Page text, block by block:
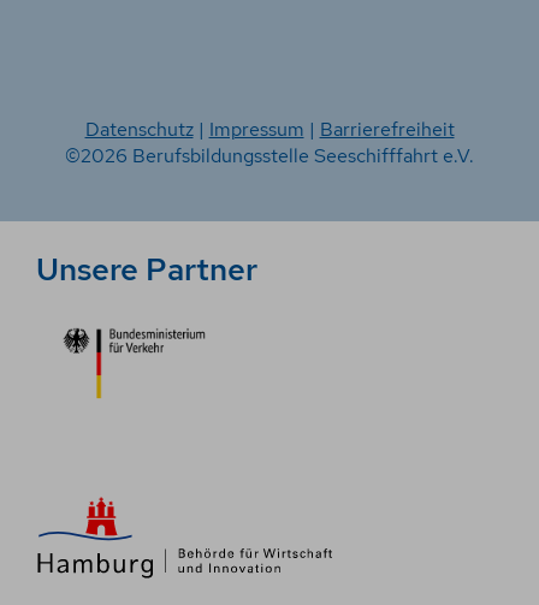
Weltweit
Reederei M. Lauterjung
Weltweit
Container, Massengut
Hamburg
Auerbach Schifffahrt
Datenschutz| Impressum | Barrierefreiheit
©2026 Berufsbildungsstelle Seeschifffahrt e.V.
Unsere Partner